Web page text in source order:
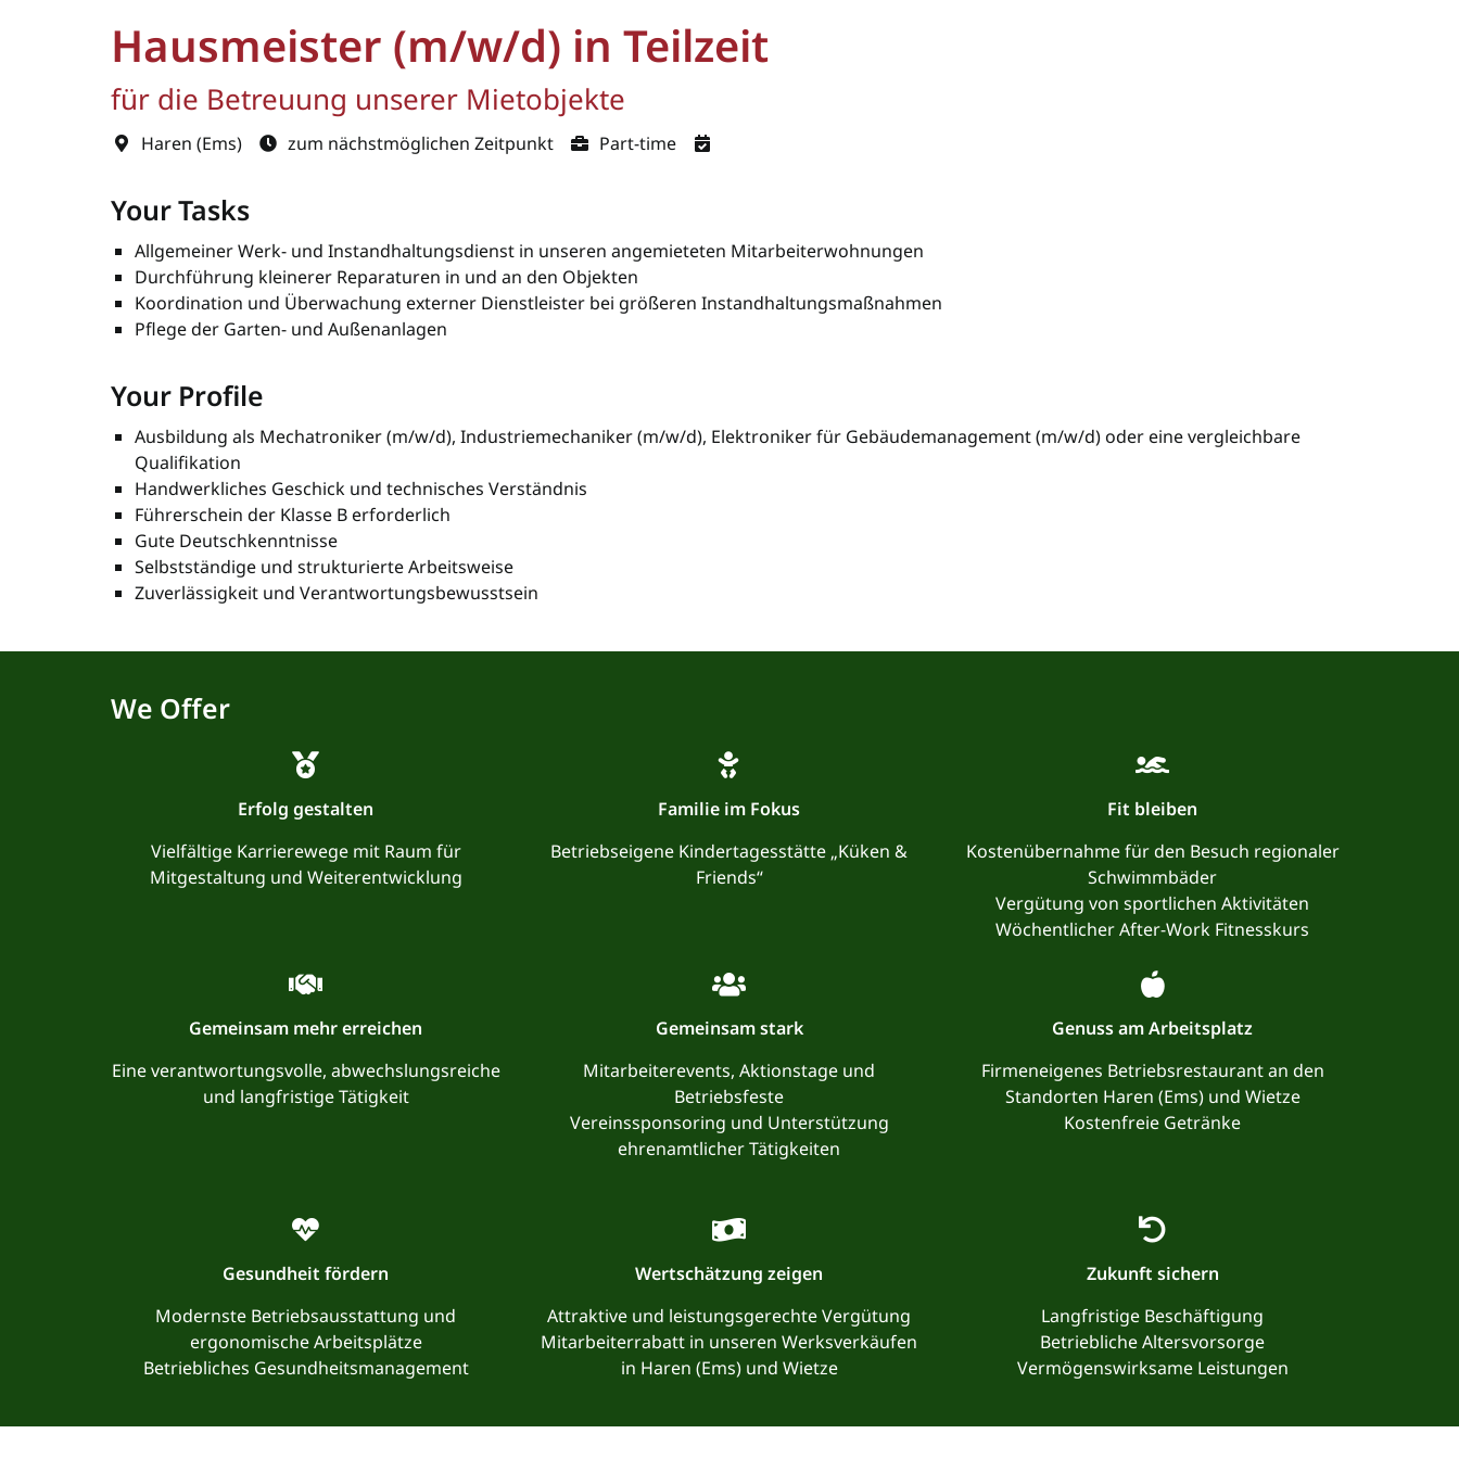
Hausmeister (m/w/d) in Teilzeit
für die Betreuung unserer Mietobjekte
Haren (Ems) zum nächstmöglichen Zeitpunkt Part-time
Your Tasks
Allgemeiner Werk- und Instandhaltungsdienst in unseren angemieteten Mitarbeiterwohnungen
Durchführung kleinerer Reparaturen in und an den Objekten
Koordination und Überwachung externer Dienstleister bei größeren Instandhaltungsmaßnahmen
Pflege der Garten- und Außenanlagen
Your Profile
Ausbildung als Mechatroniker (m/w/d), Industriemechaniker (m/w/d), Elektroniker für Gebäudemanagement (m/w/d) oder eine vergleichbare
Qualifikation
Handwerkliches Geschick und technisches Verständnis
Führerschein der Klasse B erforderlich
Gute Deutschkenntnisse
Selbstständige und strukturierte Arbeitsweise
Zuverlässigkeit und Verantwortungsbewusstsein
We Offer
Erfolg gestalten
Vielfältige Karrierewege mit Raum für
Mitgestaltung und Weiterentwicklung
Familie im Fokus
Betriebseigene Kindertagesstätte „Küken &
Friends“
Fit bleiben
Kostenübernahme für den Besuch regionaler
Schwimmbäder
Vergütung von sportlichen Aktivitäten
Wöchentlicher After-Work Fitnesskurs
Gemeinsam mehr erreichen
Eine verantwortungsvolle, abwechslungsreiche
und langfristige Tätigkeit
Gemeinsam stark
Mitarbeiterevents, Aktionstage und
Betriebsfeste
Vereinssponsoring und Unterstützung
ehrenamtlicher Tätigkeiten
Genuss am Arbeitsplatz
Firmeneigenes Betriebsrestaurant an den
Standorten Haren (Ems) und Wietze
Kostenfreie Getränke
Gesundheit fördern
Modernste Betriebsausstattung und
ergonomische Arbeitsplätze
Betriebliches Gesundheitsmanagement
Wertschätzung zeigen
Attraktive und leistungsgerechte Vergütung
Mitarbeiterrabatt in unseren Werksverkäufen
in Haren (Ems) und Wietze
Zukunft sichern
Langfristige Beschäftigung
Betriebliche Altersvorsorge
Vermögenswirksame Leistungen